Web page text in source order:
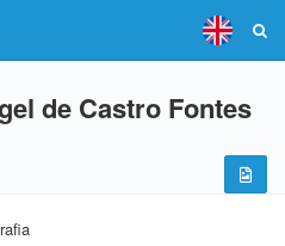
de Castro Fontes